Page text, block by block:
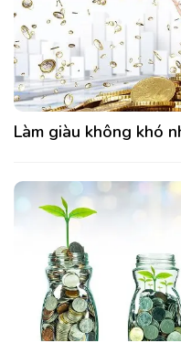
Làm giàu không khó